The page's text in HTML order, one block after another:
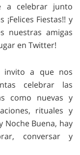
a celebrar junto
Fiestas!! y
nuestras amigas
en Twitter!
invito a que nos
celebrar las
como nuevas y
rituales y
Noche Buena, hay
conversar y